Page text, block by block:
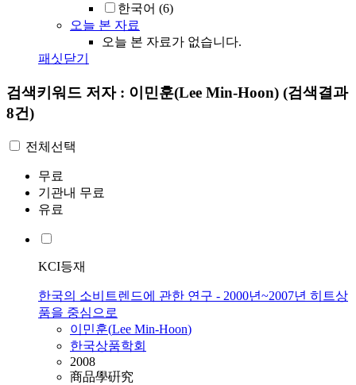
한국어 (6)
오늘 본 자료
오늘 본 자료가 없습니다.
패싯닫기
검색키워드 저자 : 이민훈(Lee Min-Hoon) (검색결과
8건)
전체선택
무료
기관내 무료
유료
KCI등재
한국의 소비트렌드에 관한 연구 - 2000년~2007년 히트상
품을 중심으로
이민훈(Lee Min-Hoon)
한국상품학회
2008
商品學硏究